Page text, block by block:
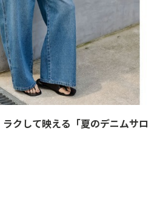
クして映える「夏のデニムサロ